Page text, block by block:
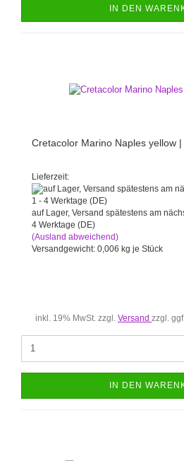
IN DEN
Cretacolor Marino Naples yellow
Lieferzeit:
auf Lager, Versand spätestens am
4 Werktage (DE)
(Ausland abweichend)
Versandgewicht: 0,006 kg je Stück
inkl. 19% MwSt. zzgl. Versand zzgl.
IN DEN